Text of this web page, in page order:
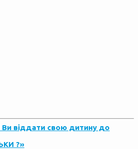
Ви віддати свою дитину до
?»